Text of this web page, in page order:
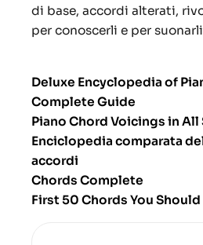
di base, accordi alterati,
per conoscerli e per
Deluxe Encyclopedia of
Complete Guide
Piano Chord Voicings in All
Enciclopedia comparata
accordi
Chords Complete
First 50 Chords You Should